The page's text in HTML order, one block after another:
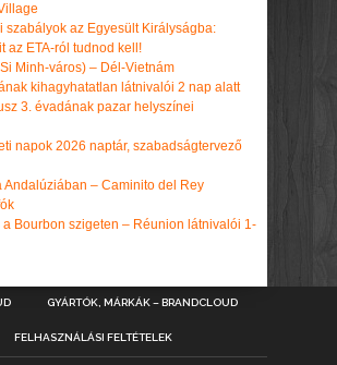
szabályok az Egyesült Királyságba:
az ETA-ról tudnod kell!
Minh-város) – Dél-Vietnám
kihagyhatatlan látnivalói 2 nap alatt
3. évadának pazar helyszínei
napok 2026 naptár, szabadságtervező
Andalúziában – Caminito del Rey
a Bourbon szigeten – Réunion látnivalói 1-
GYÁRTÓK, MÁRKÁK – BRANDCLOUD
FELHASZNÁLÁSI FELTÉTELEK